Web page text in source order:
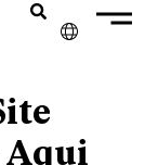
Aqui